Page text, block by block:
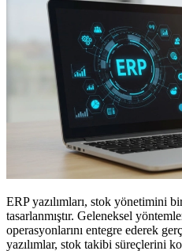
ERP yazılımları, stok yönetimini
tasarlanmıştır. Geleneksel
operasyonlarını entegre ederek
yazılımlar, stok takibi süreçlerini